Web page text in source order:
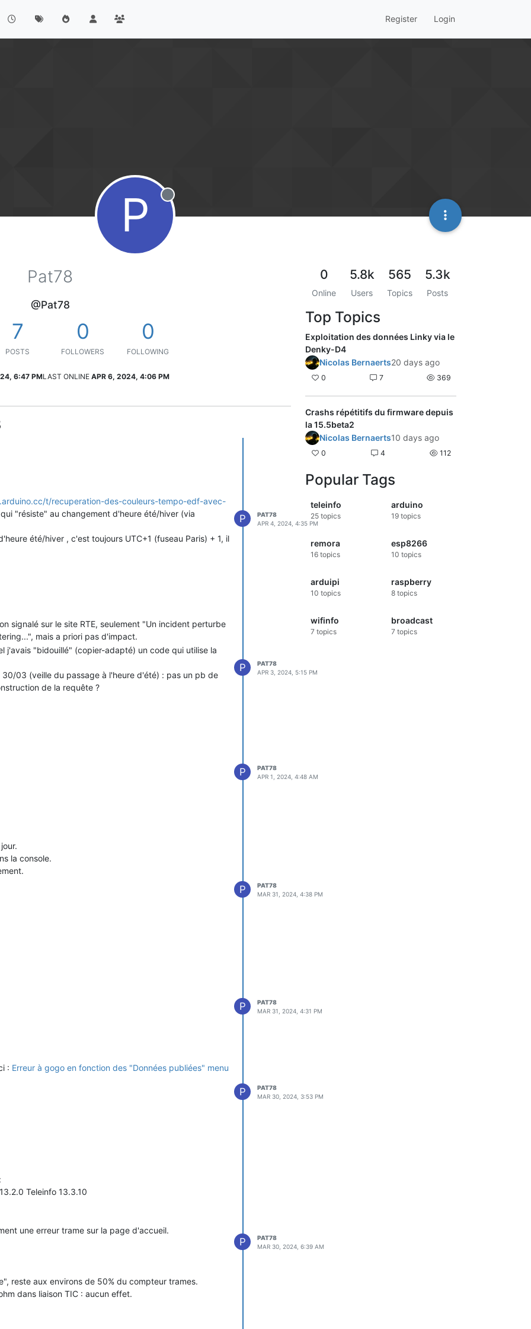
Register Login
P Offline
Pat78
@Pat78
7
POSTS
0
FOLLOWERS
0
FOLLOWING
6:47 PMLAST ONLINE APR 6, 2024, 4:06 PM
t/recuperation-des-couleurs-tempo-edf-avec-
"résiste" au changement d'heure été/hiver (via
été/hiver , c'est toujours UTC+1 (fuseau Paris) + 1, il
P
PAT78
APR 4, 2024, 4:35 PM
signalé sur le site RTE, seulement "Un incident perturbe
mais a priori pas d'impact.
j'avais "bidouillé" (copier-adapté) un code qui utilise la
03 (veille du passage à l'heure d'été) : pas un pb de
de la requête ?
P
PAT78
APR 3, 2024, 5:15 PM
P
PAT78
APR 1, 2024, 4:48 AM
la console.
P
PAT78
MAR 31, 2024, 4:38 PM
P
PAT78
MAR 31, 2024, 4:31 PM
: Erreur à gogo en fonction des "Données publiées" menu
P
PAT78
MAR 30, 2024, 3:53 PM
Teleinfo 13.3.10
une erreur trame sur la page d'accueil.
reste aux environs de 50% du compteur trames.
dans liaison TIC : aucun effet.
P
PAT78
MAR 30, 2024, 6:39 AM
0
Online
5.8k
Users
565
Topics
5.3k
Posts
Top Topics
Exploitation des données Linky via le
Denky-D4
Nicolas Bernaerts20 days ago
0 7 369
Crashs répétitifs du firmware depuis
la 15.5beta2
Nicolas Bernaerts10 days ago
0 4 112
Popular Tags
teleinfo
25 topics
arduino
19topics
remora
16 topics
esp8266
10 topics
arduipi
10 topics
raspberry
8topics
wifinfo
7 topics
broadcast
7 topics